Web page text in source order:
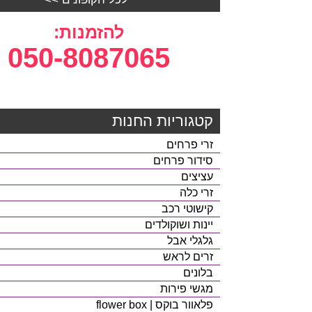
להזמנות:
050-8087065
קטגוריות החנות
זרי פרחים
סידור פרחים
עציצים
זרי כלה
קישוטי רכב
יינות ושוקולדים
גלגלי אבל
זרים לראש
בלונים
מגשי פירות
פלאוור בוקס | flower box